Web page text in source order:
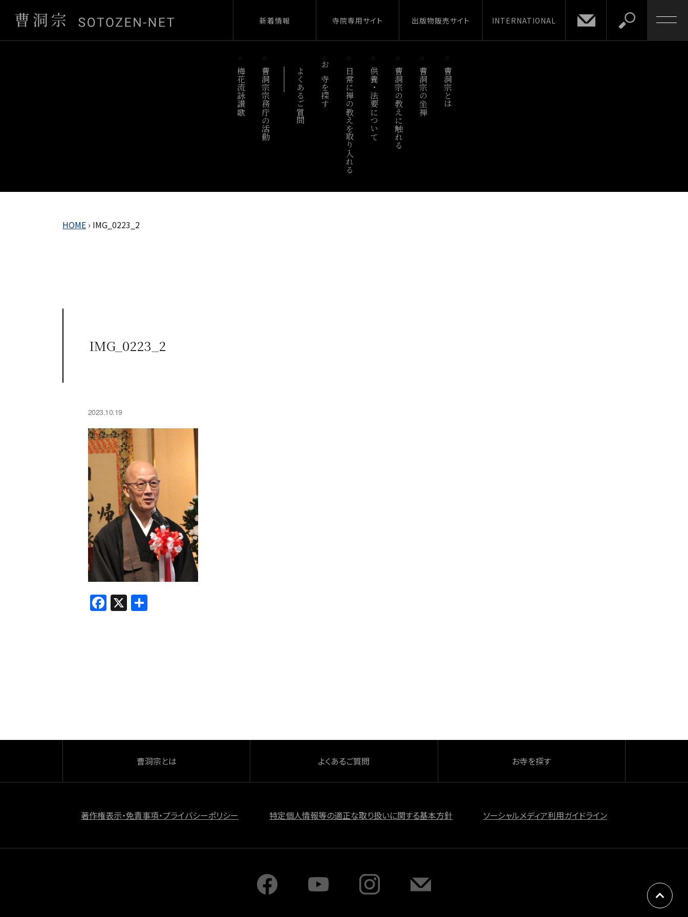
新着情報 寺院専用サイト 出版物販売サイト INTERNATIONAL
梅花流詠讃歌 曹洞宗宗務庁の活動 よくあるご質問 お寺を探す 日常に禅の教えを取り入れる 供養・法要について 曹洞宗の教えに触れる 曹洞宗の坐禅 曹洞宗とは
HOME › IMG_0223_2
IMG_0223_2
2023.10.19
F
a
X
曹洞宗とは よくあるご質問 お寺を探す
著作権表示・免責事項・プライバシーポリシー 特定個人情報等の適正な取り扱いに関する基本方針 ソーシャルメディア利用ガイドライン